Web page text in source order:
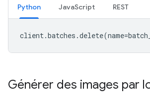
Python JavaScript REST
client.batches .delete(name=
Générer des images par